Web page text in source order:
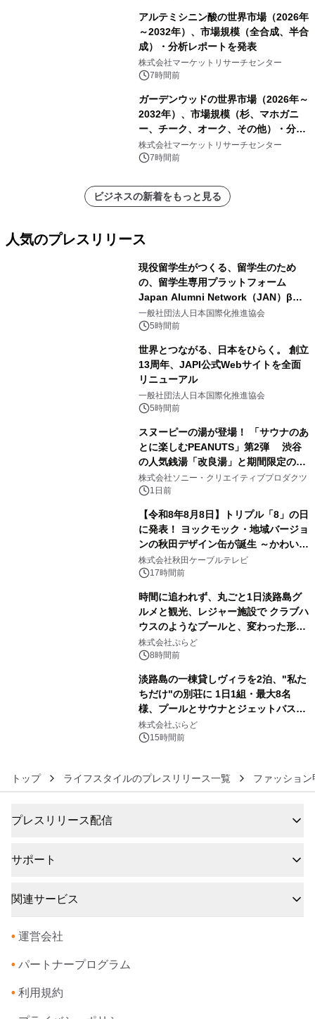
アルテミシニン酸の世界市場（2026年
～2032年）、市場規模（全合成、半合
成）・分析レポートを発表
株式会社マーケットリサーチセンター
7時間前
ガーデンウッドの世界市場（2026年～
2032年）、市場規模（杉、マホガニ
ー、チーク、オーク、その他）・分析
レポートを発表
株式会社マーケットリサーチセンター
7時間前
ビジネスの新着をもっと見る
人気のプレスリリース
現役留学生がつくる、留学生のため
の、留学生専用プラットフォーム
Japan Alumni Network（JAN）β版
をリリース
一般社団法人日本国際化推進協会
5時間前
世界とつながる、日本をひらく。 創立
13周年、JAPI公式Webサイトを全面
リニューアル
一般社団法人日本国際化推進協会
5時間前
スヌーピーの湯が登場！ 「サウナのあ
とに楽しむPEANUTS」第2弾 渋谷
の人気銭湯「改良湯」と期間限定のコ
ラボレーション サウナイキタイコラ
ボグッズも発売決定！
株式会社ソニー・クリエイティブプロダクツ
1日前
【令和8年8月8日】トリプル「8」の日
に発表！ ヨックモック・地域バージョ
ンの秋田デザイン缶が誕生 ～かわいい
秋田犬の子犬と秋田の四季と名所を巡
るパッケージ～ 9月1日(火)秋田県内で
株式会社秋田ケーブルテレビ
17時間前
時間に追われず、丸ごと1日淡路島グ
ルメと観光、レジャー施設で クラブハ
ウスのようなプールと、変わった形の
サウナも 「THE BOXY AWAJI」のお
得な素泊まり連泊プランで
株式会社ぷらど
8時間前
淡路島の一棟貸しヴィラを2泊、"私た
ちだけ"の別荘に 1日1組・最大8名
様、プールとサウナとジェットバス付
きで Villa Mon Temps AWAJIの連泊
素泊りプラン
株式会社ぷらど
15時間前
トップ ライフスタイルのプレスリリース一覧 ファッショ
プレスリリース配信
サポート
関連サービス
• 運営会社
• パートナープログラム
• 利用規約